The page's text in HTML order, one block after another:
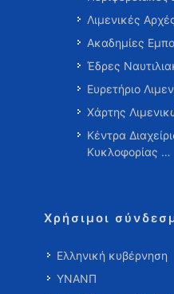
Λιμενικές
Ακαδημίες
Έδρες
Ευρετήριο
Χάρτης
Κέντρα
Κυκλοφορίας …
Χρήσιμοι
Ελληνική κυβέρνηση
ΥΝΑΝΠ